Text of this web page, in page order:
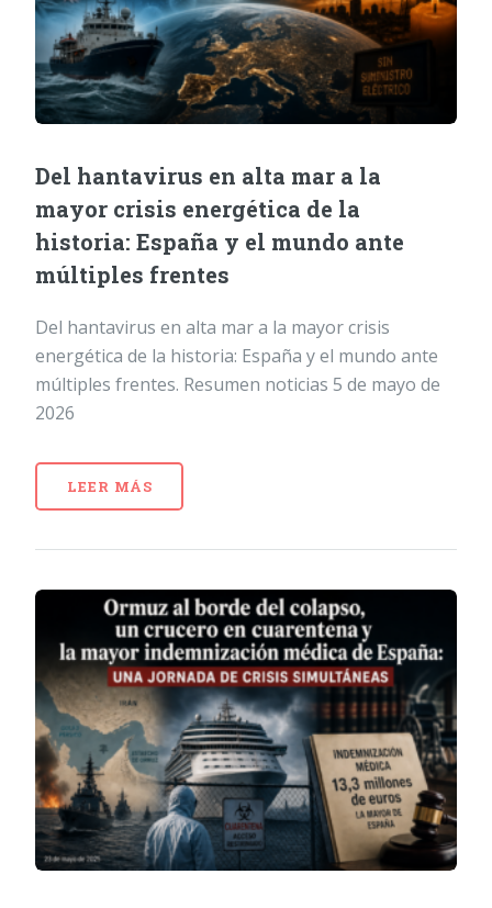
Del hantavirus en alta mar a la
mayor crisis energética de la
historia: España y el mundo ante
múltiples frentes
Del hantavirus en alta mar a la mayor crisis
energética de la historia: España y el mundo ante
múltiples frentes. Resumen noticias 5 de mayo de
2026
LEER MÁS